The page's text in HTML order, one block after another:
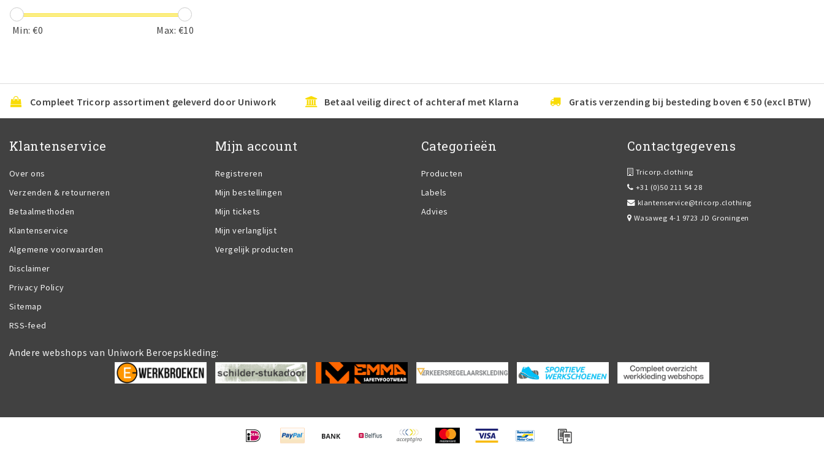
Min: €0 Max: €10
Compleet Tricorp assortiment geleverd door Uniwork Betaal veilig direct of achteraf met Klarna Gratis verzending bij besteding boven € 50 (excl BTW)
Klantenservice
Over ons
Verzenden & retourneren
Betaalmethoden
Klantenservice
Algemene voorwaarden
Disclaimer
Privacy Policy
Sitemap
RSS-feed
Mijn account
Registreren
Mijn bestellingen
Mijn tickets
Mijn verlanglijst
Vergelijk producten
Categorieën
Producten
Labels
Advies
Contactgegevens
Tricorp.clothing
+31 (0)50 211 54 28
klantenservice@tricorp.clothing
Wasaweg 4-1 9723 JD Groningen
Andere webshops van Uniwork Beroepskleding: